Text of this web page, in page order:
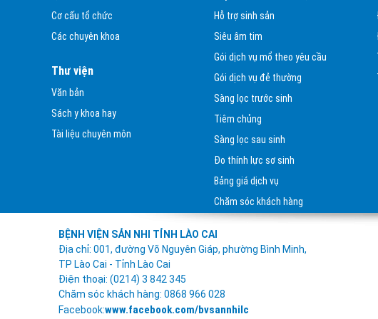
Thư mời báo giá hóa chất, vật tư
sử dụng cho xét nghiệm tế bào
bệnh...
Thư mời báo giá hóa chất, vật tư
tiêu hao cho Trung tâm Hỗ trợ sinh
sản và thụ tinh trong ống...
Thư mời báo giá hóa chất, vật tư
tiêu hao cho khoa Xét nghiệm phục
vụ công tác chuyên môn của bệnh...
BỆNH VIỆN SẢN – NHI TỈNH LÀO
HUẤN “ỨNG DỤNG AI HIỆU QUẢ
TRONG LĨNH VỰC Y...
Đ/C PHẠM BÍCH VÂN – PHÓ GIÁM
ĐỐC SỞ Y TẾ TỈNH LÀO CAI VÀ
ĐOÀN CÔNG TÁC ĐẾN THĂM VÀ
Cơ cấu tổ chức
Các chuyên khoa
Thư viện
Văn bản
Sách y khoa hay
Tài liệu chuyên môn
Hỗ trợ sinh sản
Siêu âm tim
Gói dịch vụ mổ theo yêu cầu
Gói dịch vụ đẻ thường
Sàng lọc trước sinh
Tiêm chủng
Sàng lọc sau sinh
Đo thính lực sơ sinh
Bảng giá dịch vụ
Chăm sóc khách hàng
BỆNH VIỆN SẢN NHI TỈNH LÀO CAI
Địa chỉ: 001, đường Võ Nguyên Giáp, phường Bình Minh,
TP Lào Cai - Tỉnh Lào Cai
Điện thoại: (0214) 3 842 345
Chăm sóc khách hàng: 0868 966 028
Facebook:www.facebook.com/bvsannhilc